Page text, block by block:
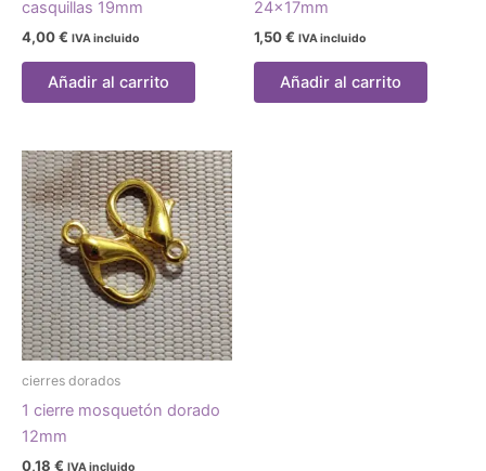
casquillas 19mm
4,00€ IVA incluido
Añadir al carrito
24x17mm
1,50€ IVA incluido
Añadir al carrito
cierres dorados
1 cierre mosquetón dorado
12mm
0,18 € IVA incluido